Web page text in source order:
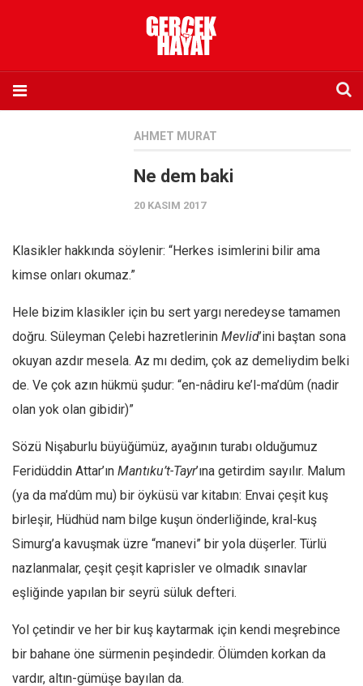
Sosyal Medya
Twitter
Editörden
Kemal Özer
Mahmut Toptaş
Yvonne Ridley
Barış Tarımcıoğlu
Hasanali Yıldırım
AHMET MURAT
Ne dem baki
20 KASIM 2017
Klasikler hakkında söylenir: “Herkes isimlerini bilir ama
kimse onları okumaz.”
Hele bizim klasikler için bu sert yargı neredeyse tamamen
doğru. Süleyman Çelebi hazretlerinin Mevlid’ini baştan sona
okuyan azdır mesela. Az mı dedim, çok az demeliydim belki
de. Ve çok azın hükmü şudur: “en-nâdiru ke’l-ma’dûm (nadir
olan yok olan gibidir)”
Sözü Nişaburlu büyüğümüz, ayağının turabı olduğumuz
Feridüddin Attar’ın Mantıku’t-Tayr’ına getirdim sayılır. Malum
(ya da ma’dûm mu) bir öyküsü var kitabın: Envai çeşit kuş
birleşir, Hüdhüd nam bilge kuşun önderliğinde, kral-kuş
Simurg’a kavuşmak üzre “manevi” bir yola düşerler. Türlü
nazlanmalar, çeşit çeşit kaprisler ve olmadık sınavlar
eşliğinde yapılan bir seyrü süluk defteri.
Yol çetindir ve her bir kuş kaytarmak için kendi meşrebince
bir bahane öne sürmenin peşindedir. Ölümden korkan da
vardır, altın-gümüşe bayılan da.